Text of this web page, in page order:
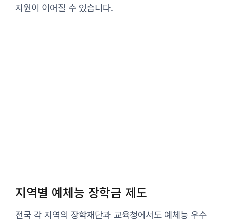
지원이 이어질 수 있습니다.
지역별 예체능 장학금 제도
전국 각 지역의 장학재단과 교육청에서도 예체능 우수